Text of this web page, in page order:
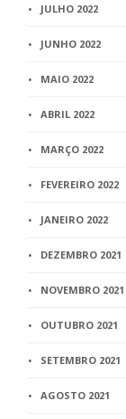
JULHO 2022
JUNHO 2022
MAIO 2022
ABRIL 2022
MARÇO 2022
FEVEREIRO 2022
JANEIRO 2022
DEZEMBRO 2021
NOVEMBRO 2021
OUTUBRO 2021
SETEMBRO 2021
AGOSTO 2021